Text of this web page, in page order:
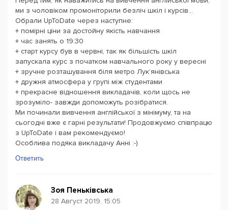
ми з чоловіком промоніторили безліч шкіл і курсів...
Обрали UpToDate через наступне:
+ помірні ціни за достойну якість навчання
+ час занять о 19:30
+ старт курсу був в червні, так як більшість шкіл
запускала курс з початком навчального року у вересні
+ зручне розташування біля метро Лук’янівська
+ дружня атмосфера у групі між студентами
+ прекрасне відношення викладачів, коли щось не
зрозуміло- завжди допоможуть розібратися.
Ми починали вивчення англійської з мінімуму, та на
сьогодні вже є гарні результати! Продовжуємо співпрацю
з UpToDate і вам рекомендуємо!
Особлива подяка викладачу Анні :-)
Ответить
Зоя Пеньківська
28 Август 2019, 15:05